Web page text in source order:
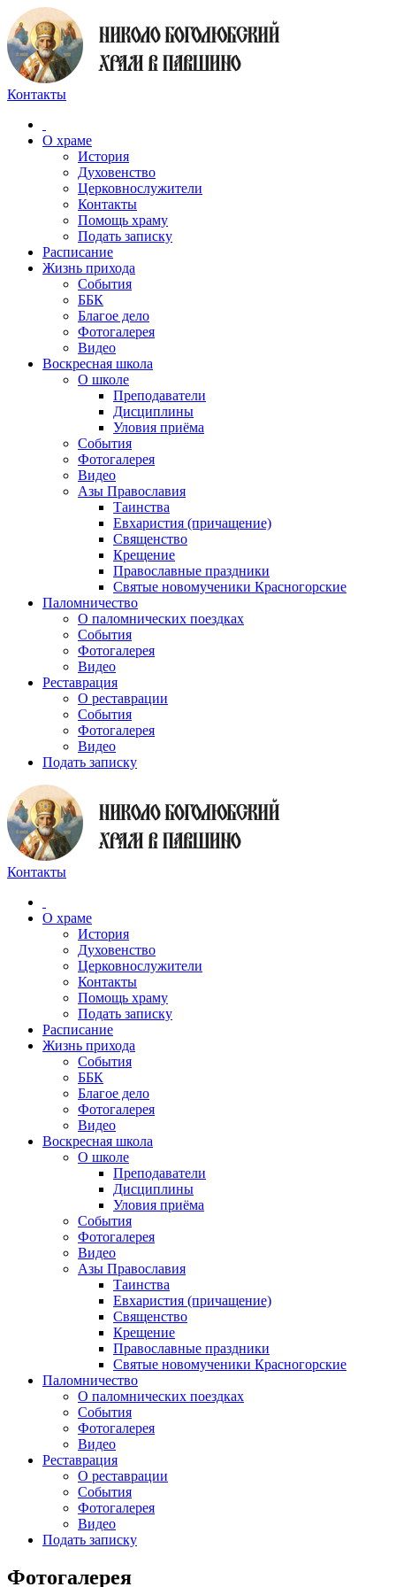
Контакты
О храме
История
Духовенство
Церковнослужители
Контакты
Помощь храму
Подать записку
Расписание
Жизнь прихода
События
ББК
Благое дело
Фотогалерея
Видео
Воскресная школа
О школе
Преподаватели
Дисциплины
Уловия приёма
События
Фотогалерея
Видео
Азы Православия
Таинства
Евхаристия (причащение)
Священство
Крещение
Православные праздники
Святые новомученики Красногорские
Паломничество
О паломнических поездках
События
Фотогалерея
Видео
Реставрация
О реставрации
События
Фотогалерея
Видео
Подать записку
Контакты
О храме
История
Духовенство
Церковнослужители
Контакты
Помощь храму
Подать записку
Расписание
Жизнь прихода
События
ББК
Благое дело
Фотогалерея
Видео
Воскресная школа
О школе
Преподаватели
Дисциплины
Уловия приёма
События
Фотогалерея
Видео
Азы Православия
Таинства
Евхаристия (причащение)
Священство
Крещение
Православные праздники
Святые новомученики Красногорские
Паломничество
О паломнических поездках
События
Фотогалерея
Видео
Реставрация
О реставрации
События
Фотогалерея
Видео
Подать записку
Фотогалерея